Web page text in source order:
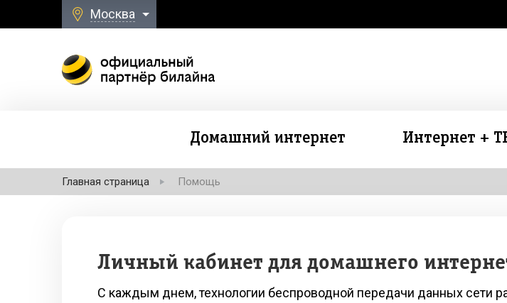
Москва
Домашний интернет Интернет +
Главная страница Помощь
Личный кабинет для домашнего
С каждым днем, технологии беспроводной передачи данных сети